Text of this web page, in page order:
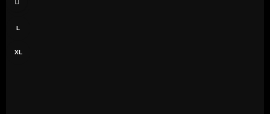
M
L
XL